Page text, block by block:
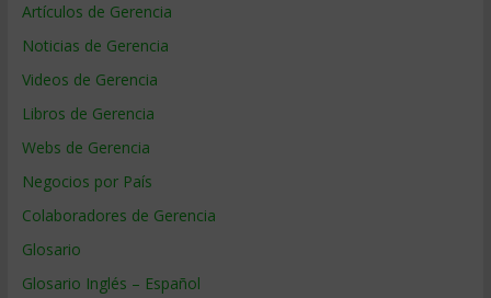
Artículos de Gerencia
Noticias de Gerencia
Videos de Gerencia
Libros de Gerencia
Webs de Gerencia
Negocios por País
Colaboradores de Gerencia
Glosario
Glosario Inglés – Español